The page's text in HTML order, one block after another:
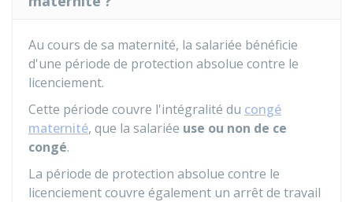
Au cours de sa maternité, la salariée bénéficie
d'une période de protection absolue contre le
licenciement.
Cette période couvre l'intégralité du congé
maternité, que la salariée use ou non de ce
congé.
La période de protection absolue contre le
licenciement couvre également un arrêt de travail